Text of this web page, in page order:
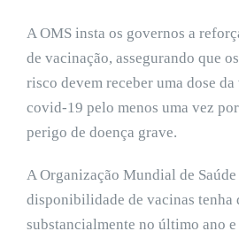
A OMS insta os governos a
de vacinação, assegurando que
risco devem receber uma dose
covid-19 pelo menos uma vez
perigo de doença grave.
A Organização Mundial de
disponibilidade de vacinas tenha
substancialmente no último ano e